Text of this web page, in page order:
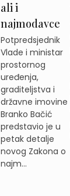
ali i
najmodavce
Potpredsjednik
Vlade i ministar
prostornog
uređenja,
graditeljstva i
državne imovine
Branko Bačić
predstavio je u
petak detalje
novog Zakona o
najm...